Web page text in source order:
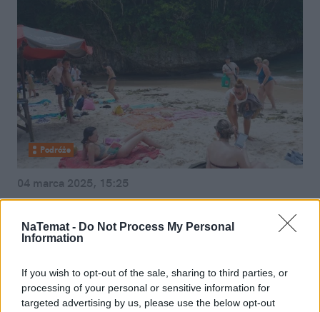
NaTemat - Do Not Process My Personal
Information
If you wish to opt-out of the sale, sharing to third parties, or
processing of your personal or sensitive information for
targeted advertising by us, please use the below opt-out
Podróże
04 marca 2025, 15:25
Rajska wyspa nie może opędzić się
od turystów i chce ich wybierać.
Polacy doskonale ją znają